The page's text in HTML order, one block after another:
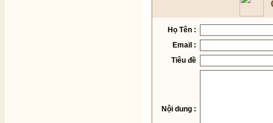
Họ Tên :
Email :
Tiêu đề
Nội dung :